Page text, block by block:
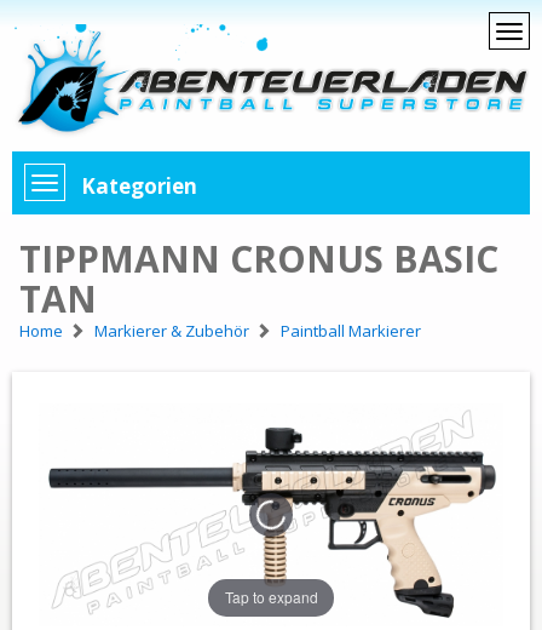
Kategorien
TIPPMANN CRONUS BASIC
TAN
Home Markierer & Zubehör Paintball Markierer
Tap to expand